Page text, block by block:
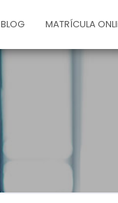
BLOG MATRÍCULA